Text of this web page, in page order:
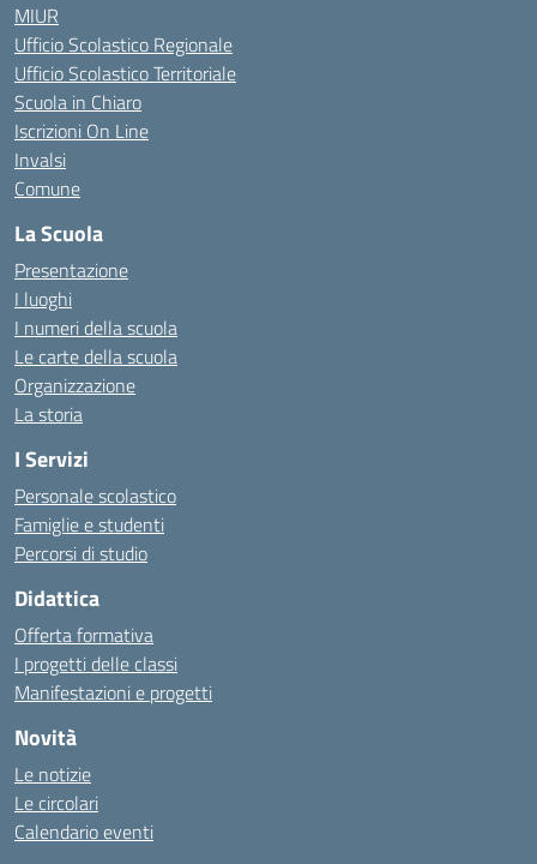
MIUR
Ufficio Scolastico Regionale
Ufficio Scolastico Territoriale
Scuola in Chiaro
Iscrizioni On Line
Invalsi
Comune
La Scuola
Presentazione
I luoghi
I numeri della scuola
Le carte della scuola
Organizzazione
La storia
I Servizi
Personale scolastico
Famiglie e studenti
Percorsi di studio
Didattica
Offerta formativa
I progetti delle classi
Manifestazioni e progetti
Novità
Le notizie
Le circolari
Calendario eventi